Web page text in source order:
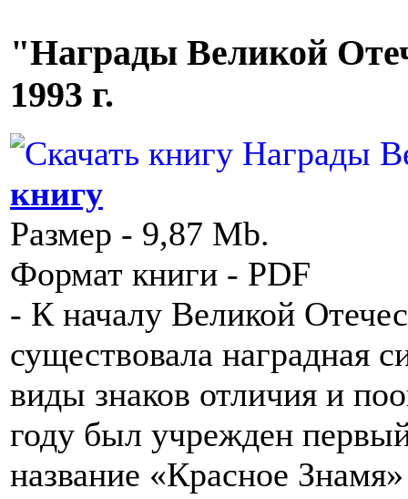
"Награды Великой
1993 г.
книгу
Размер - 9,87 Mb.
Формат книги - PDF
- К началу Великой
существовала наградная
виды знаков отличия и
году был учрежден
название «Красное